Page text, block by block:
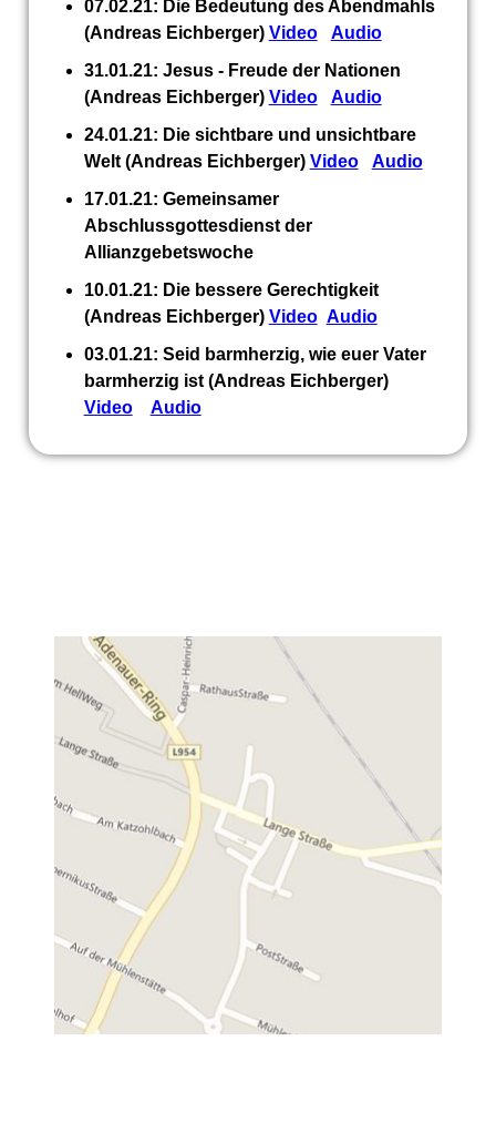
07.02.21: Die Bedeutung des Abendmahls
(Andreas Eichberger) Video
Audio
31.01.21: Jesus - Freude der Nationen
(Andreas Eichberger) Video
Audio
24.01.21: Die sichtbare und unsichtbare
Welt (Andreas Eichberger) Video
Audio
17.01.21: Gemeinsamer
Abschlussgottesdienst der
Allianzgebetswoche
10.01.21: Die bessere Gerechtigkeit
(Andreas Eichberger) Video Audio
03.01.21: Seid barmherzig, wie euer Vater
barmherzig ist (Andreas Eichberger)
Video
Audio